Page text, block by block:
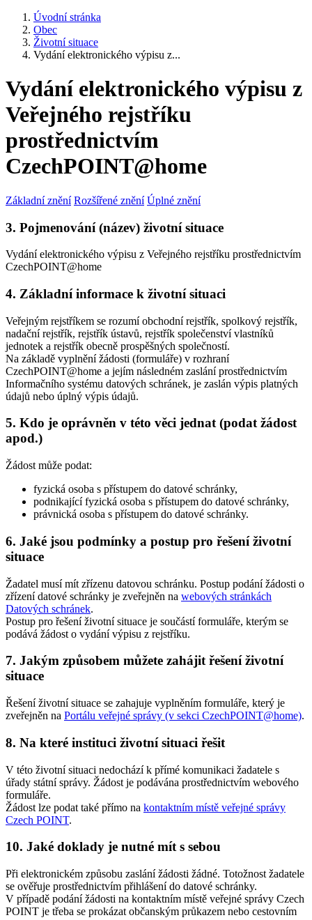
Úvodní stránka
Obec
Životní situace
Vydání elektronického výpisu z...
Vydání elektronického výpisu z
Veřejného rejstříku
prostřednictvím
CzechPOINT@home
Základní znění Rozšířené znění Úplné znění
3. Pojmenování (název) životní situace
Vydání elektronického výpisu z Veřejného rejstříku prostřednictvím
CzechPOINT@home
4. Základní informace k životní situaci
Veřejným rejstříkem se rozumí obchodní rejstřík, spolkový rejstřík,
nadační rejstřík, rejstřík ústavů, rejstřík společenství vlastníků
jednotek a rejstřík obecně prospěšných společností.
Na základě vyplnění žádosti (formuláře) v rozhraní
CzechPOINT@home a jejím následném zaslání prostřednictvím
Informačního systému datových schránek, je zaslán výpis platných
údajů nebo úplný výpis údajů.
5. Kdo je oprávněn v této věci jednat (podat žádost
apod.)
Žádost může podat:
fyzická osoba s přístupem do datové schránky,
podnikající fyzická osoba s přístupem do datové schránky,
právnická osoba s přístupem do datové schránky.
6. Jaké jsou podmínky a postup pro řešení životní
situace
Žadatel musí mít zřízenu datovou schránku. Postup podání žádosti o
zřízení datové schránky je zveřejněn na webových stránkách
Datových schránek.
Postup pro řešení životní situace je součástí formuláře, kterým se
podává žádost o vydání výpisu z rejstříku.
7. Jakým způsobem můžete zahájit řešení životní
situace
Řešení životní situace se zahajuje vyplněním formuláře, který je
zveřejněn na Portálu veřejné správy (v sekci CzechPOINT@home).
8. Na které instituci životní situaci řešit
V této životní situaci nedochází k přímé komunikaci žadatele s
úřady státní správy. Žádost je podávána prostřednictvím webového
formuláře.
Žádost lze podat také přímo na kontaktním místě veřejné správy
Czech POINT.
10. Jaké doklady je nutné mít s sebou
Při elektronickém způsobu zaslání žádosti žádné. Totožnost žadatele
se ověřuje prostřednictvím přihlášení do datové schránky.
V případě podání žádosti na kontaktním místě veřejné správy Czech
POINT je třeba se prokázat občanským průkazem nebo cestovním